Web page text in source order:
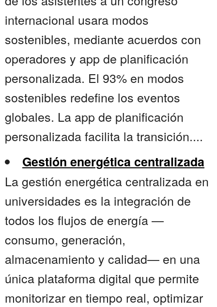
internacional usara modos
sostenibles, mediante acuerdos con
operadores y app de planificación
personalizada. El 93% en modos
sostenibles redefine los eventos
globales. La app de planificación
personalizada facilita la transición....
Gestión energética centralizada
La gestión energética centralizada en
universidades es la integración de
todos los flujos de energía —
consumo, generación,
almacenamiento y calidad— en una
única plataforma digital que permite
monitorizar en tiempo real, optimizar